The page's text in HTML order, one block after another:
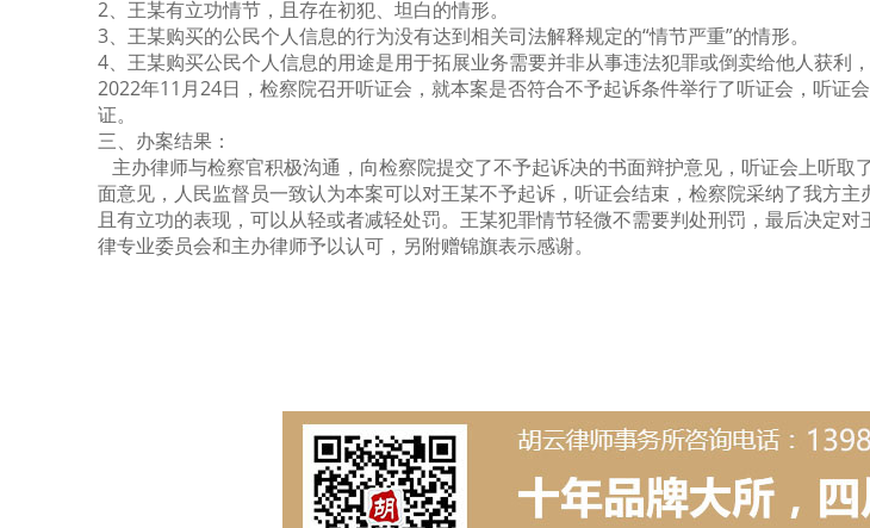
2、王某有立功情节，且存在初犯、坦白的情形。
3、 王某购买的公民个人信息的行为没有达到相关司法解释规定的“情节严重”的情形。
4、王某购买公民个人信息的用途是用于拓展业务需要并非从事违法犯罪或倒卖给他人获利
2022年11月24日，检察院召开听证会，就本案是否符合不予起诉条件举行了听证会，听证
证。
三、办案结果：
主办律师与检察官积极沟通，向检察院提交了不予起诉决的书面辩护意见，听证会上听
面意见，人民监督员一致认为本案可以对王某不予起诉，听证会结束，检察院采纳了我方
且有立功的表现，可以从轻或者减轻处罚。王某犯罪情节轻微不需要判处刑罚，最后决定
律专业委员会和主办律师予以认可，另附赠锦旗表示感谢。